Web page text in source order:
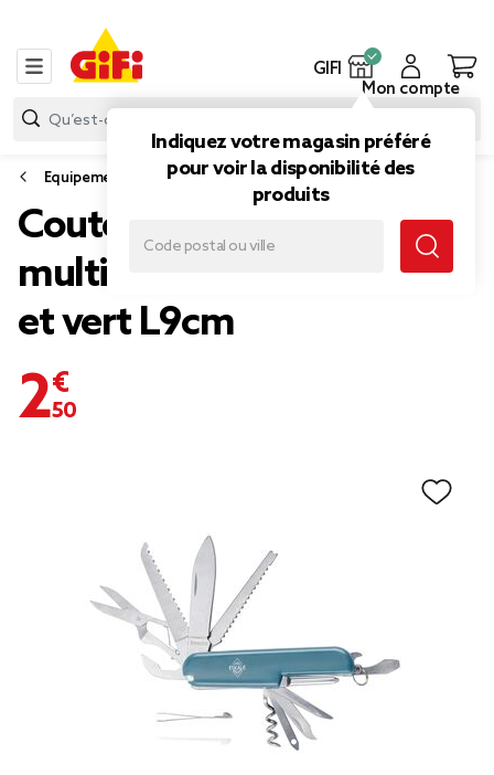
GIFI
Indiquez votre magasin préféré
pour voir la disponibilité des
produits
Mon compte
Equipement de caravaning
Couteau de poche
multifonction en acier gris
et vert L9cm
2,50 €